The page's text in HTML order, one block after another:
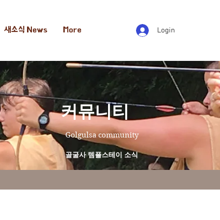
새소식 News More Login
​커뮤니티
Golgulsa community
골굴사 템플스테이 소식